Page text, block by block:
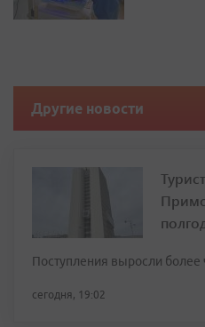
Другие новости
Поступления выросли более
сегодня, 19:02